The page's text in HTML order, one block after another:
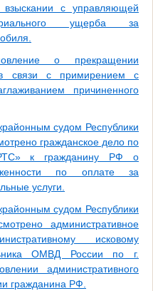
с управляющей
ущерба за
о прекращении
связи с примирением с
причиненного
судом Республики
гражданское дело по
к гражданину РФ о
по оплате за
услуги.
судом Республики
административное
исковому
ОМВД России по г.
административного
гражданина РФ.